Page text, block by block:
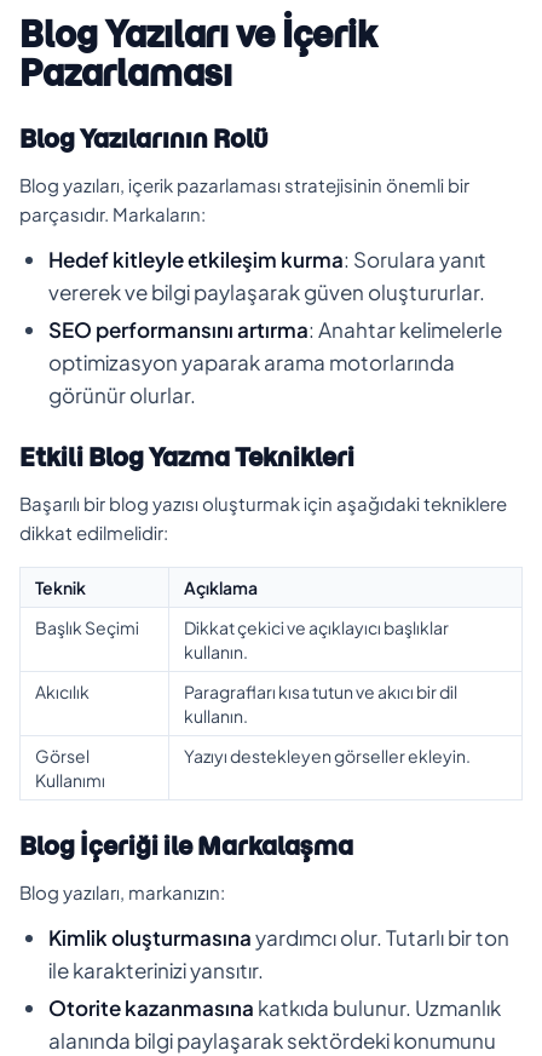
Blog Yazıları ve İçerik
Pazarlaması
Blog Yazılarının Rolü
Blog yazıları, içerik pazarlaması stratejisinin önemli bir
parçasıdır. Markaların:
Hedef kitleyle etkileşim kurma: Sorulara yanıt
vererek ve bilgi paylaşarak güven oluştururlar.
SEO performansını artırma: Anahtar kelimelerle
optimizasyon yaparak arama motorlarında
görünür olurlar.
Etkili Blog Yazma Teknikleri
Başarılı bir blog yazısı oluşturmak için aşağıdaki tekniklere
dikkat edilmelidir:
Teknik
Açıklama
Başlık Seçimi
Dikkat çekici ve açıklayıcı başlıklar
kullanın.
Akıcılık
Paragrafları kısa tutun ve akıcı bir dil
kullanın.
Görsel
Kullanımı
Yazıyı destekleyen görseller ekleyin.
Blog İçeriği ile Markalaşma
Blog yazıları, markanızın:
Kimlik oluşturmasınayardımcı olur. Tutarlı bir ton
ile karakterinizi yansıtır.
Otorite kazanmasına katkıda bulunur. Uzmanlık
alanında bilgi paylaşarak sektördeki konumunu